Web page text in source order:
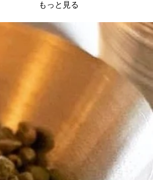
もっと見る